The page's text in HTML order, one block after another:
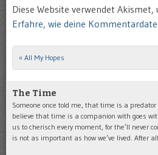
Diese Website verwendet Akismet,
Erfahre, wie deine
Post navigation
« All My Hopes
The Time
Someone once told me, that time is a
believe that time is a companion with goes
us to cherisch every moment, for the’ll never
is not as important as how we’ve lived. After